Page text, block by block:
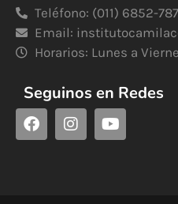
Teléfono: (011) 6852-
Email:
Horarios: Lunes a
Seguinos en Redes